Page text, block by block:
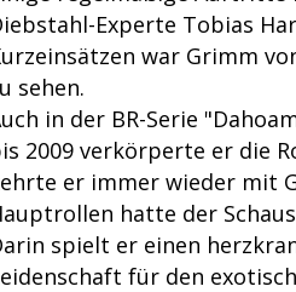
Experte Tobias
war Grimm
sehen.
in der BR-Serie
2009 verkörperte er die
er immer wieder mit
hatte der
spielt er einen
für den